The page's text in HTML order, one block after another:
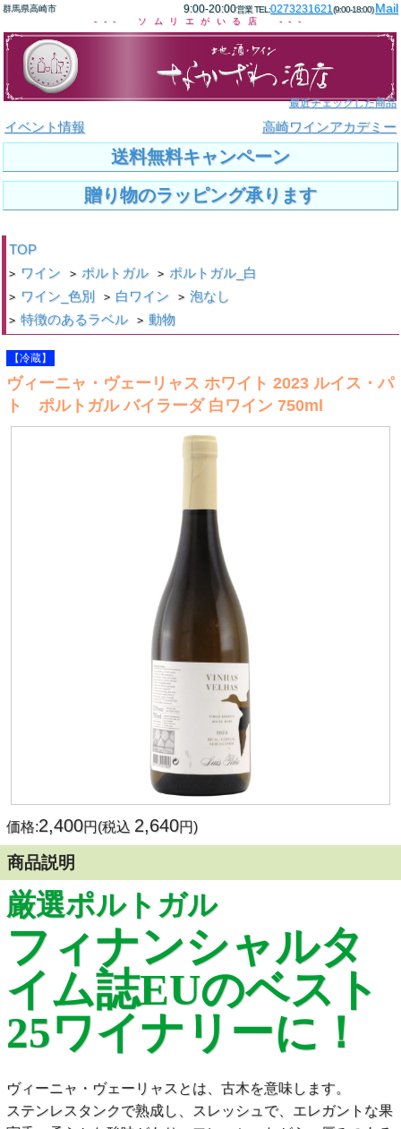
群馬県高崎市 9:00-20:00営業 TEL:0273231621(9:00-18:00)Mail
--- ソムリエがいる店 ---
最近チェックした商品
イベント情報 高崎ワインアカデミー
送料無料キャンペーン
贈り物のラッピング承ります
TOP
> ワイン > ポルトガル > ポルトガル_白
> ワイン_色別 > 白ワイン > 泡なし
> 特徴のあるラベル > 動物
【冷蔵】
ヴィーニャ・ヴェーリャス ホワイト 2023 ルイス・パ
ト ポルトガル バイラーダ 白ワイン 750ml
価格:2,400円(税込 2,640円)
商品説明
厳選ポルトガル
フィナンシャルタ
イム誌EUのベスト
25ワイナリーに！
ヴィーニャ・ヴェーリャスとは、古木を意味します。
ステンレスタンクで熟成し、スレッシュで、エレガントな果